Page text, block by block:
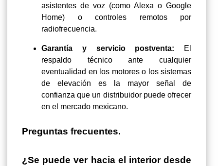
asistentes de voz (como Alexa o Google
Home) o controles remotos por
radiofrecuencia.
Garantía y servicio postventa:
El
respaldo técnico ante cualquier
eventualidad en los motores o los sistemas
de elevación es la mayor señal de
confianza que un distribuidor puede ofrecer
en el mercado mexicano.
Preguntas frecuentes.
¿Se puede ver hacia el interior desde